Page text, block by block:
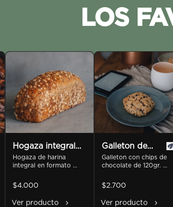
LOS
Hogaza integral
multisemilla
Hogaza de harina
integral en formato
linaza, chia, avena y
zapallo. 740gr antes de
$4.000
Ver producto
Galleton de
Chocolate
Galleton con chips de
chocolate de 120gr.
$2.700
Ver producto